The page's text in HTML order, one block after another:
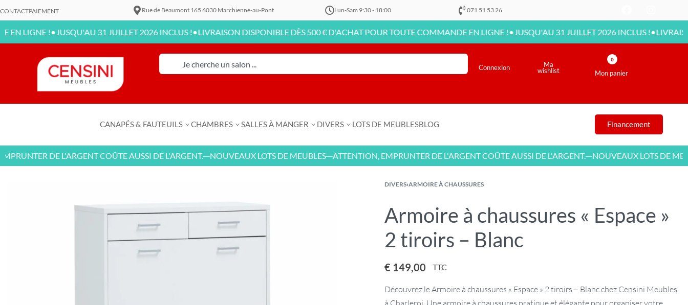
CONTACTPAIEMENT Rue de Beaumont 165 6030 Marchienne-au-Pont Lun-Sam 9:30 - 18:00 071 51 53 26
!•JUSQU'AU 31 JUILLET 2026 INCLUS !•LIVRAISON DISPONIBLE DÈS 500 € D'ACHAT POUR TOUTE COMMANDE EN LIGNE !•JUSQU'AU 31 JUILLET 2026 INCLUS !•LIVRAISON
Connexion Ma
wishlist Mon panier
0
CANAPÉS & FAUTEUILS CHAMBRES SALLES À MANGER DIVERS LOTS DE MEUBLESBLOG Financement
DE L'ARGENT COÛTE AUSSI DE L'ARGENT.—NOUVEAUX LOTS DE MEUBLES—ATTENTION, EMPRUNTER DE L'ARGENT COÛTE AUSSI DE L'ARGENT.—NOUVEAUX LOTS DE
DIVERS›ARMOIRE À CHAUSSURES
Armoire à chaussures « Espace »
2 tiroirs – Blanc
€149,00 TTC
Découvrez le Armoire à chaussures « Espace » 2 tiroirs – Blanc chez Censini Meubles
à Charleroi. Une armoire à chaussures pratique et élégante pour organiser votre